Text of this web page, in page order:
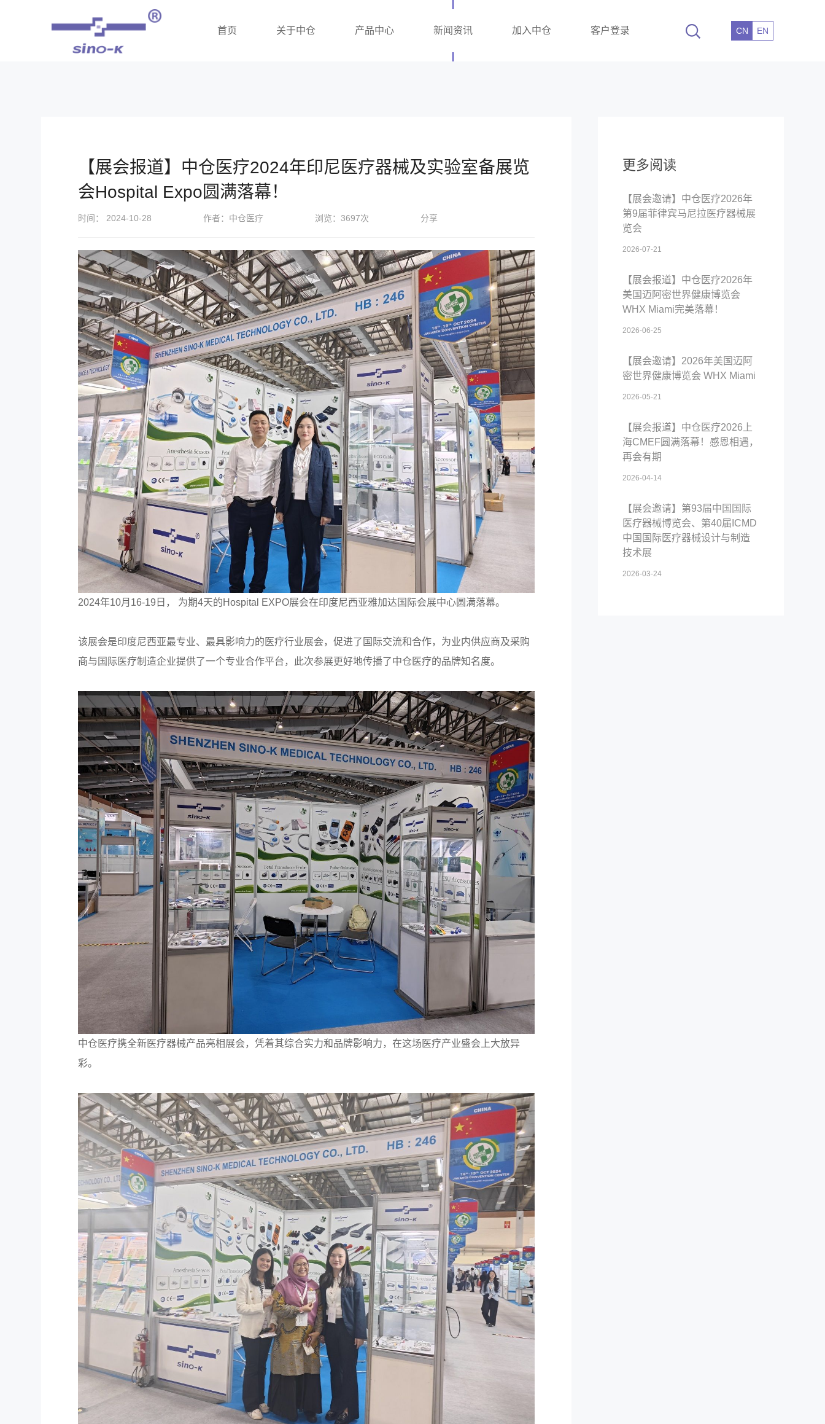
首页 关于中仓 产品中心 新闻资讯 加入中仓 客户登录 CN EN
【展会报道】中仓医疗2024年印尼医疗器械及实验室备展览
会Hospital Expo圆满落幕！
时间： 2024-10-28 作者：中仓医疗 浏览：3697次 分享
2024年10月16-19日， 为期4天的Hospital EXPO展会在印度尼西亚雅加达国际会展中心圆满落幕。
该展会是印度尼西亚最专业、最具影响力的医疗行业展会，促进了国际交流和合作，为业内供应商及采购
商与国际医疗制造企业提供了一个专业合作平台，此次参展更好地传播了中仓医疗的品牌知名度。
中仓医疗携全新医疗器械产品亮相展会，凭着其综合实力和品牌影响力，在这场医疗产业盛会上大放异
彩。
更多阅读
【展会邀请】中仓医疗2026年
第9届菲律宾马尼拉医疗器械展
览会
2026-07-21
【展会报道】中仓医疗2026年
美国迈阿密世界健康博览会
WHX Miami完美落幕！
2026-06-25
【展会邀请】2026年美国迈阿
密世界健康博览会 WHX Miami
2026-05-21
【展会报道】中仓医疗2026上
海CMEF圆满落幕！感恩相遇，
再会有期
2026-04-14
【展会邀请】第93届中国国际
医疗器械博览会、第40届ICMD
中国国际医疗器械设计与制造
技术展
2026-03-24